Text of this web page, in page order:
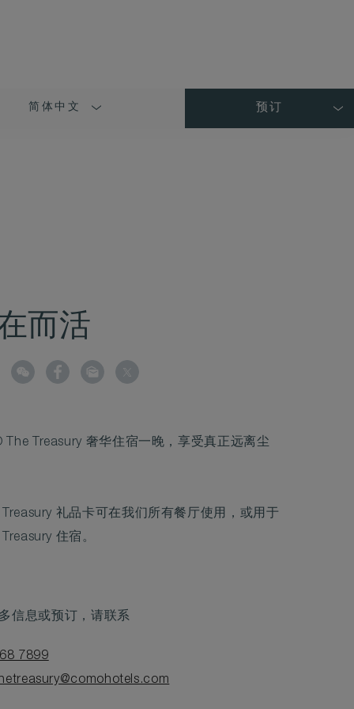
简体中文 预订
而活
The Treasury 奢华住宿一晚，享受真正远离尘
礼品卡可在我们所有餐厅使用，或用于
住宿。
信息或预订，请联系
7899